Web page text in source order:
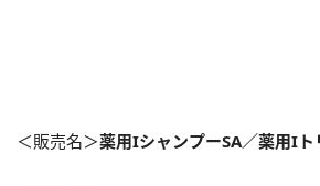
＜販売名＞薬用IシャンプーSA／薬用Iト